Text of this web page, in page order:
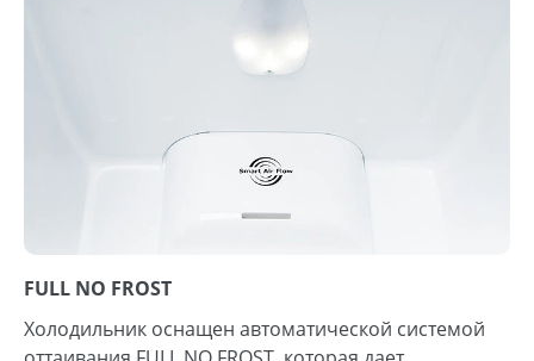
FULL NO FROST
Холодильник оснащен автоматической системой